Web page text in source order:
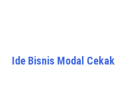
Ide Bisnis Modal Cekak